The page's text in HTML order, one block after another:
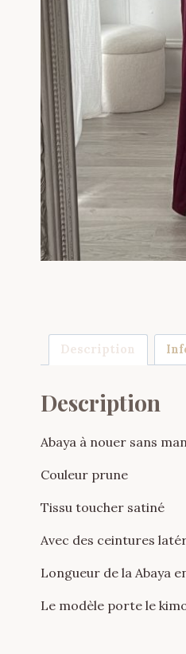
Description
Description
Abaya à nouer sans
Couleur prune
Tissu toucher satiné
Avec des ceintures
Longueur de la Abaya
Le modèle porte le